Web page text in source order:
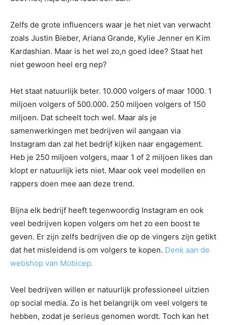
Zelfs de grote influencers waar je het niet van verwacht
zoals Justin Bieber, Ariana Grande, Kylie Jenner en Kim
Kardashian. Maar is het wel zo,n goed idee? Staat het
niet gewoon heel erg nep?
Het staat natuurlijk beter. 10.000 volgers of maar 1000. 1
miljoen volgers of 500.000. 250 miljoen volgers of 150
miljoen. Dat scheelt toch wel. Maar als je
samenwerkingen met bedrijven wil aangaan via
Instagram dan zal het bedrijf kijken naar engagement.
Heb je 250 miljoen volgers, maar 1 of 2 miljoen likes dan
klopt er natuurlijk iets niet. Maar ook veel modellen en
rappers doen mee aan deze trend.
Bijna elk bedrijf heeft tegenwoordig Instagram en ook
veel bedrijven kopen volgers om het zo een boost te
geven. Er zijn zelfs bedrijven die op de vingers zijn getikt
dat het misleidend is om volgers te kopen. Denk aan de
webshop van Mobicep.
Veel bedrijven willen er natuurlijk professioneel uitzien
op social media. Zo is het belangrijk om veel volgers te
hebben, zodat je serieus genomen wordt. Toch kan het